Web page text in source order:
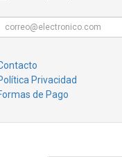
Privacidad
de Pago